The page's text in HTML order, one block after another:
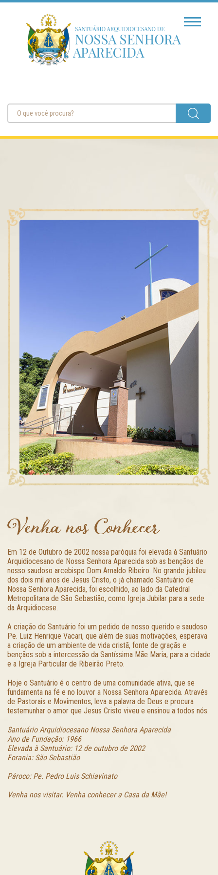
Venha nos Conhecer
Em 12 de Outubro de 2002 nossa paróquia foi elevada à Santuário
Arquidiocesano de Nossa Senhora Aparecida sob as bençãos de
nosso saudoso arcebispo Dom Arnaldo Ribeiro. No grande jubileu
dos dois mil anos de Jesus Cristo, o já chamado Santuário de
Nossa Senhora Aparecida, foi escolhido, ao lado da Catedral
Metropolitana de São Sebastião, como Igreja Jubilar para a sede
da Arquidiocese.
A criação do Santuário foi um pedido de nosso querido e saudoso
Pe. Luiz Henrique Vacari, que além de suas motivações, esperava
a criação de um ambiente de vida cristã, fonte de graçãs e
bençãos sob a intercessão da Santíssima Mãe Maria, para a cidade
e a Igreja Particular de Ribeirão Preto.
Hoje o Santuário é o centro de uma comunidade ativa, que se
fundamenta na fé e no louvor a Nossa Senhora Aparecida. Através
de Pastorais e Movimentos, leva a palavra de Deus e procura
testemunhar o amor que Jesus Cristo viveu e ensinou a todos nós.
Santuário Arquidiocesano Nossa Senhora Aparecida
Ano de Fundação: 1966
Elevada à Santuário: 12 de outubro de 2002
Forania: São Sebastião
Pároco: Pe. Pedro Luis Schiavinato
Venha nos visitar. Venha conhecer a Casa da Mãe!